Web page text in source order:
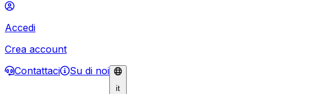
Accedi
Crea account
Contattaci
Su di noi
it